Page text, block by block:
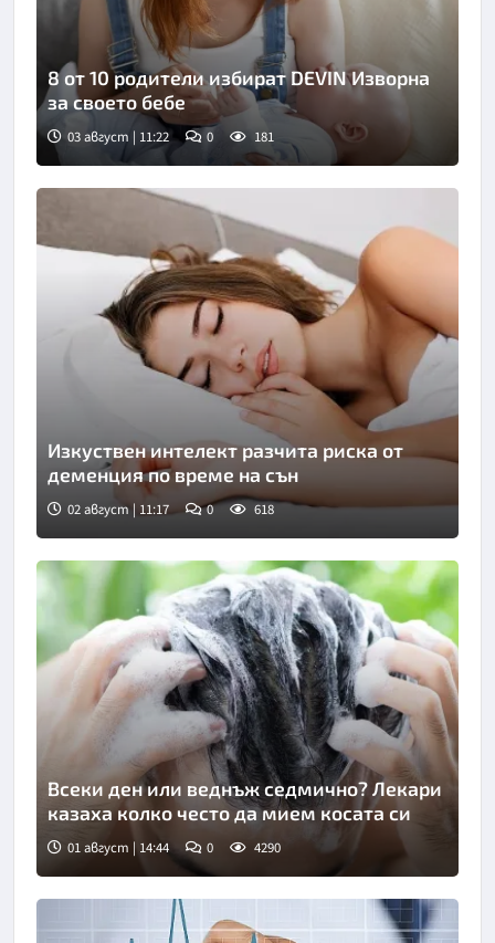
8 от 10 родители избират DEVIN Изворна
за своето бебе
03 август | 11:22 0 181
Снимка: Bulgaria ON AIR
Изкуствен интелект разчита риска от
деменция по време на сън
02 август | 11:17 0 618
Всеки ден или веднъж седмично? Лекари
казаха колко често да мием косата си
01 август | 14:44 0 4290